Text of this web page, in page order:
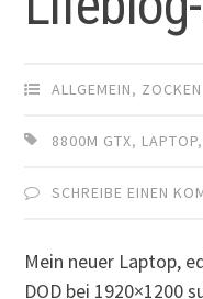
ALLGEMEIN, ZOCKEN
8800M GTX, LAPTOP
SCHREIBE EINEN
Mein neuer Laptop,
DOD bei 1920×1200